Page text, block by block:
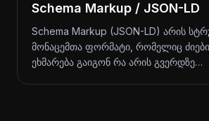
Schema Markup / JSON-LD
Schema Markup (JSON-LD) არის
მონაცემთა ფორმატი, რომელიც
ეხმარება გაიგონ რა არის გვერდზე…